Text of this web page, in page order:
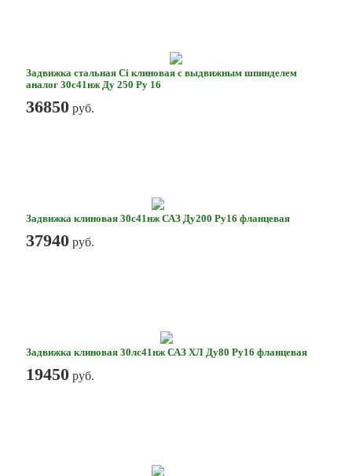
Задвижка стальная Ci клиновая с выдвижным шпинделем
аналог 30с41нж Ду 250 Ру 16
36850 руб.
Задвижка клиновая 30с41нж САЗ Ду200 Ру16 фланцевая
37940 руб.
Задвижка клиновая 30лс41нж САЗ ХЛ Ду80 Ру16 фланцевая
19450 руб.